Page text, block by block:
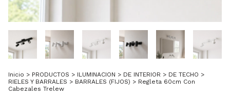
Inicio > PRODUCTOS > ILUMINACION > DE INTERIOR > DE TECHO >
RIELES Y BARRALES > BARRALES (FIJOS) > Regleta 60cm Con
Cabezales Trelew